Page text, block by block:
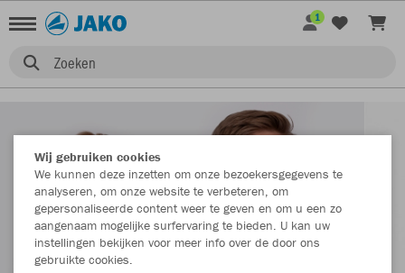
Zoeken
1
Wij gebruiken cookies
We kunnen deze inzetten om onze bezoekersgegevens te
analyseren, om onze website te verbeteren, om
gepersonaliseerde content weer te geven en om u een zo
aangenaam mogelijke surfervaring te bieden. U kan uw
instellingen bekijken voor meer info over de door ons
gebruikte cookies.